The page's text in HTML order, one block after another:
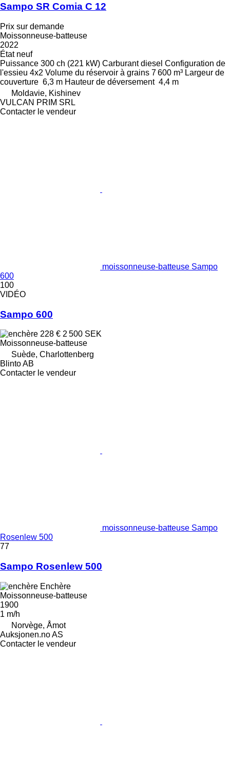
Sampo SR Comia C 12
Prix sur demande
Moissonneuse-batteuse
2022
Étatneuf
Puissance 300 ch (221 kW) Carburant diesel Configuration de
l'essieu 4x2 Volume du réservoir à grains 7 600 m³ Largeur de
couverture 6,3 m Hauteur de déversement 4,4 m
Moldavie, Kishinev
VULCAN PRIM SRL
Contacter le vendeur
moissonneuse-batteuse Sampo
600
100
VIDÉO
Sampo 600
228 € 2 500 SEK
Moissonneuse-batteuse
Suède, Charlottenberg
Blinto AB
Contacter le vendeur
moissonneuse-batteuse Sampo
Rosenlew 500
77
Sampo Rosenlew 500
Enchère
Moissonneuse-batteuse
1900
1 m/h
Norvège, Åmot
Auksjonen.no AS
Contacter le vendeur